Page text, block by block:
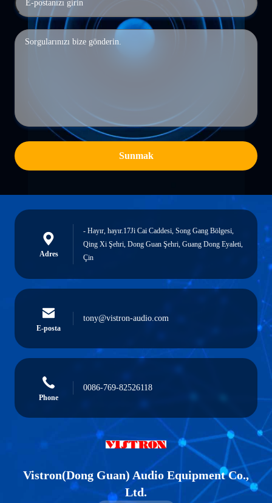
Sunmak
Adres
- Hayır, hayır.17Ji Cai Caddesi, Song Gang Bölgesi,
Qing Xi Şehri, Dong Guan Şehri, Guang Dong Eyaleti,
Çin
E-posta
tony@vistron-audio.com
Phone
0086-769-82526118
Vistron(Dong Guan) Audio Equipment Co.,
Ltd.